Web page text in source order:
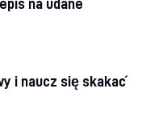
na udane
i naucz się skakać